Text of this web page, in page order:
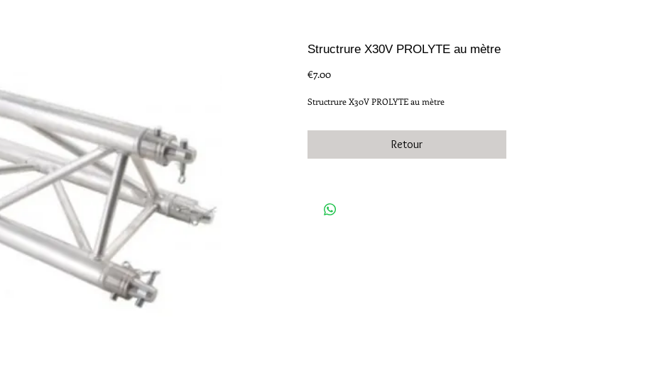
Structrure X30V PROLYTE au mètre
€7.00Price
Structrure X30V PROLYTE au mètre
Retour